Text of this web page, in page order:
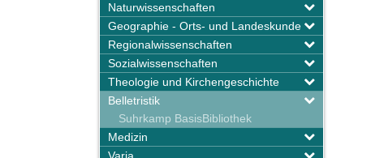
Naturwissenschaften
Geographie - Orts- und Landeskunde
Regionalwissenschaften
Sozialwissenschaften
Theologie und Kirchengeschichte
Belletristik
Suhrkamp BasisBibliothek
Medizin